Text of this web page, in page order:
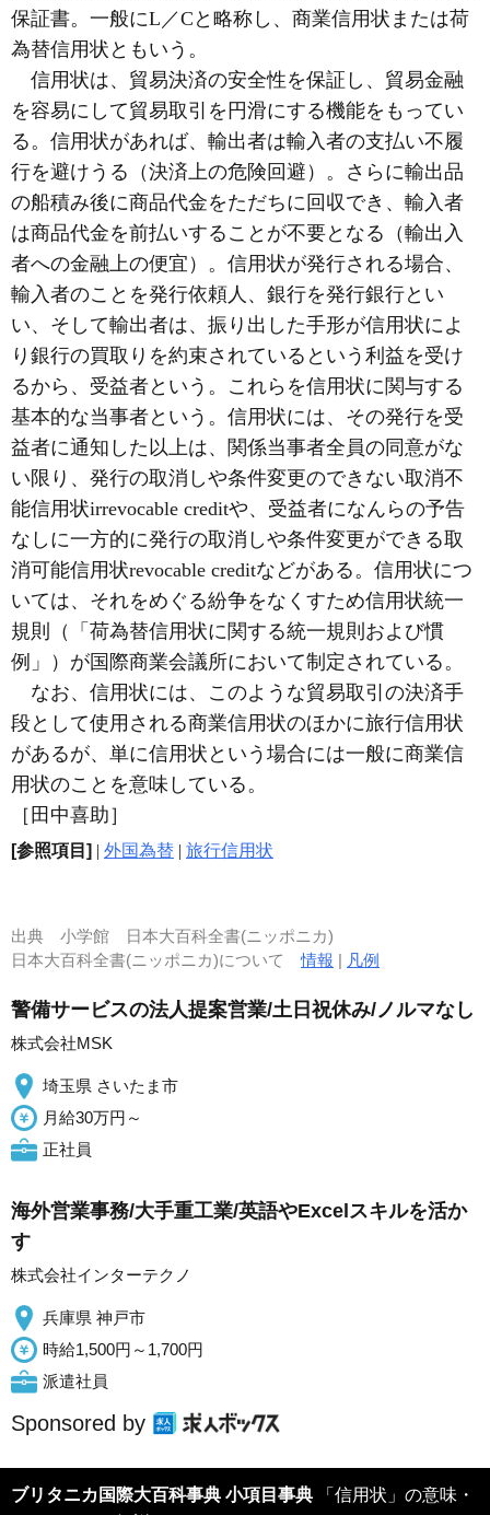
保証書。一般にL／Cと略称し、商業信用状または荷
為替信用状ともいう。
信用状は、貿易決済の安全性を保証し、貿易金融
を容易にして貿易取引を円滑にする機能をもってい
る。信用状があれば、輸出者は輸入者の支払い不履
行を避けうる（決済上の危険回避）。さらに輸出品
の船積み後に商品代金をただちに回収でき、輸入者
は商品代金を前払いすることが不要となる（輸出入
者への金融上の便宜）。信用状が発行される場合、
輸入者のことを発行依頼人、銀行を発行銀行とい
い、そして輸出者は、振り出した手形が信用状によ
り銀行の買取りを約束されているという利益を受け
るから、受益者という。これらを信用状に関与する
基本的な当事者という。信用状には、その発行を受
益者に通知した以上は、関係当事者全員の同意がな
い限り、発行の取消しや条件変更のできない取消不
能信用状irrevocable creditや、受益者になんらの予告
なしに一方的に発行の取消しや条件変更ができる取
消可能信用状revocable creditなどがある。信用状につ
いては、それをめぐる紛争をなくすため信用状統一
規則（「荷為替信用状に関する統一規則および慣
例」）が国際商業会議所において制定されている。
なお、信用状には、このような貿易取引の決済手
段として使用される商業信用状のほかに旅行信用状
があるが、単に信用状という場合には一般に商業信
用状のことを意味している。
［田中喜助］
[参照項目] | 外国為替 | 旅行信用状
出典 小学館 日本大百科全書(ニッポニカ)
日本大百科全書(ニッポニカ)について情報 | 凡例
警備サービスの法人提案営業/土日祝休み/ノルマなし
株式会社MSK
埼玉県 さいたま市
月給30万円～
正社員
海外営業事務/大手重工業/英語やExcelスキルを活か
す
株式会社インターテクノ
兵庫県 神戸市
時給1,500円～1,700円
派遣社員
Sponsored by
ブリタニカ国際大百科事典 小項目事典 「信用状」の意味・